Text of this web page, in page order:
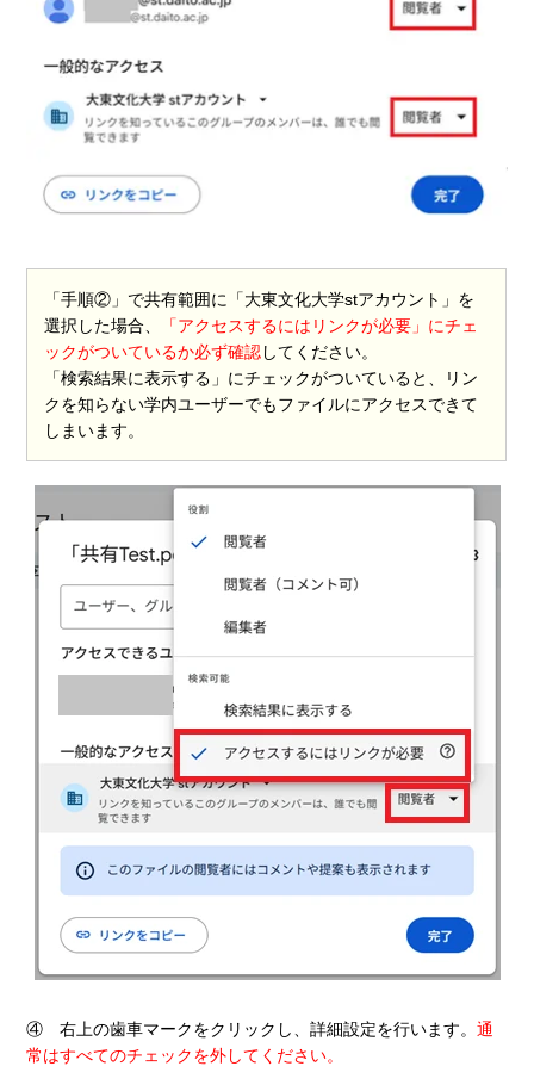
「手順②」で共有範囲に「大東文化大学stアカウント」を
選択した場合、
「アクセスするにはリンクが必要」にチェ
ックがついているか必ず確認してください。
「検索結果に表示する」にチェックがついていると、リン
クを知らない学内ユーザーでもファイルにアクセスできて
しまいます。
④ 右上の歯車マークをクリックし、詳細設定を行います。通
常はすべてのチェックを外してください。